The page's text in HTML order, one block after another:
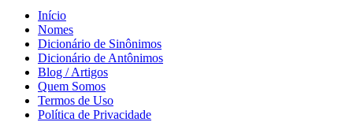
Início
Nomes
Dicionário de Sinônimos
Dicionário de Antônimos
Blog / Artigos
Quem Somos
Termos de Uso
Política de Privacidade